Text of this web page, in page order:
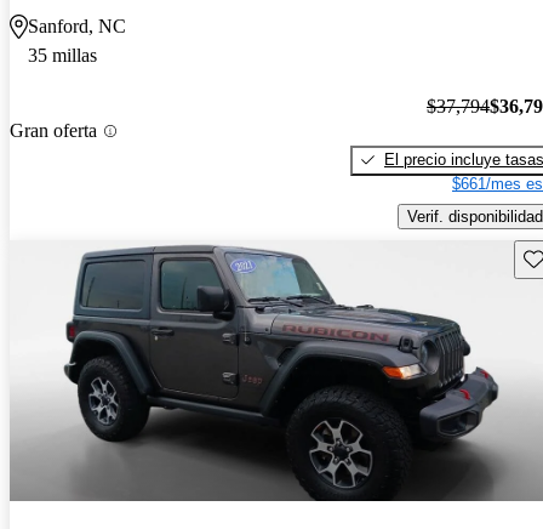
Sanford, NC
35 millas
Gran oferta
$37,794
El precio incluye tasas
$661/mes
Verif. disponibilidad